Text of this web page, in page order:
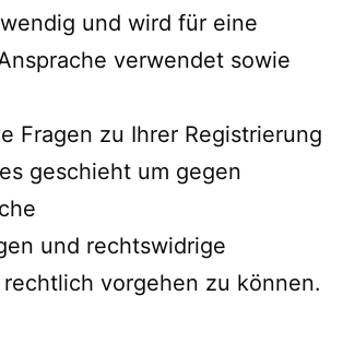
und wird für eine
verwendet sowie
Fragen zu Ihrer Registrierung
geschieht um gegen
und rechtswidrige
vorgehen zu können.